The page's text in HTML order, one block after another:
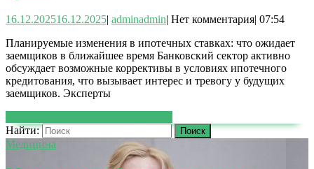
16.12.202516.12.2025| adminadmin| Нет комментария| 07:54
Планируемые изменения в ипотечных ставках: что ожидает
заемщиков в ближайшее время Банковский сектор активно
обсуждает возможные коррективы в условиях ипотечного
кредитования, что вызывает интерес и тревогу у будущих
заемщиков. Эксперты
Найти:
Медицина